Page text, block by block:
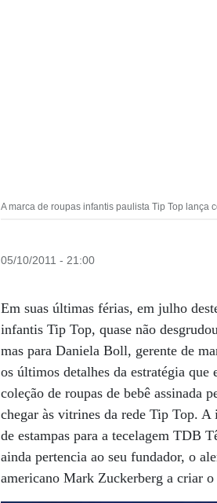
A marca de roupas infantis paulista Tip Top lança
05/10/2011 - 21:00
Em suas últimas férias, em julho
infantis Tip Top, quase não
mas para Daniela Boll, gerente de
os últimos detalhes da estratégia que
coleção de roupas de bebê assinada
chegar às vitrines da rede Tip Top.
de estampas para a tecelagem TDB
ainda pertencia ao seu fundador, o
americano Mark Zuckerberg a criar